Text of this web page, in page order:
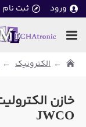
ورود ثبت نام
الکترونیک
JWCO